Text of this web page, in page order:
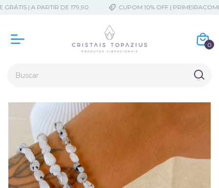
| A PARTIR DE 179,90 CUPOM 10% OFF |
0